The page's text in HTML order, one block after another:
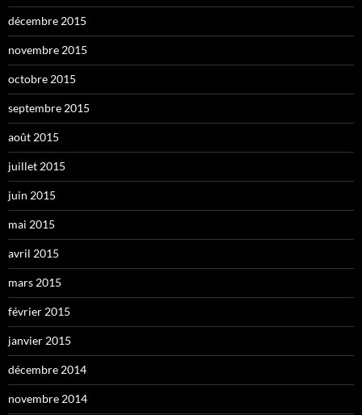
décembre 2015
novembre 2015
octobre 2015
septembre 2015
août 2015
juillet 2015
juin 2015
mai 2015
avril 2015
mars 2015
février 2015
janvier 2015
décembre 2014
novembre 2014